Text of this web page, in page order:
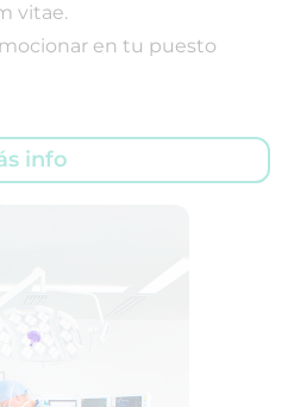
vitae.
en tu puesto
info